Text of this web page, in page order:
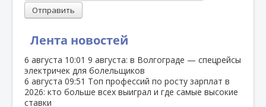
Лента новостей
6 августа 10:01 9 августа: в Волгограде — спецрейсы
электричек для болельщиков
6 августа 09:51 Топ профессий по росту зарплат в
2026: кто больше всех выиграл и где самые высокие
ставки
Отправить